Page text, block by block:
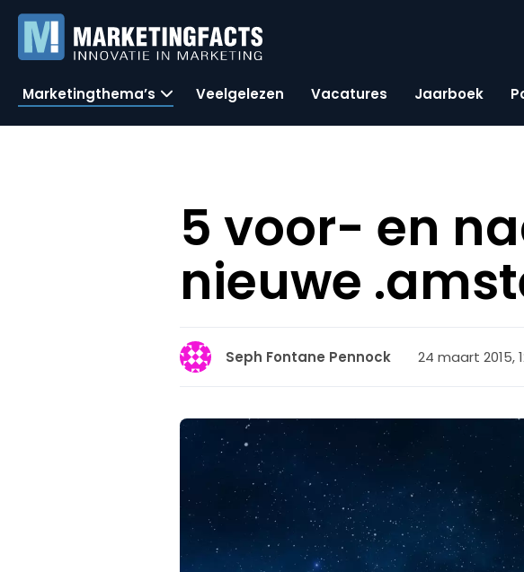
Marketingthema’s Veelgelezen Vacatures Jaarboek
5 voor- en
nieuwe
Seph Fontane Pennock 24 maart 2015,